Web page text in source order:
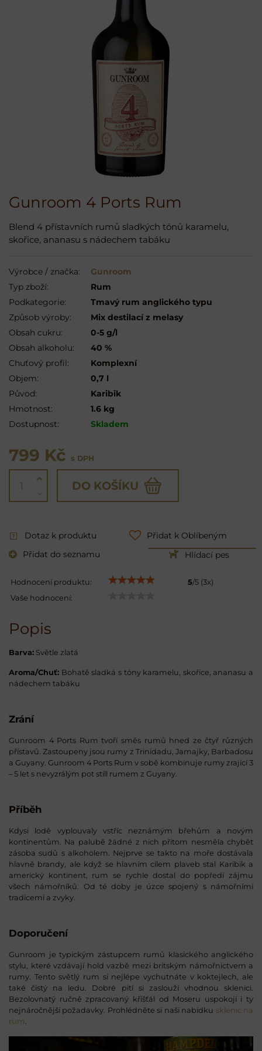
Gunroom 4 Ports Rum
Blend 4 přístavních rumů sladkých tónů karamelu,
skořice, ananasu s nádechem tabáku
Výrobce / značka:
Gunroom
Typ zboží:
Rum
Podkategorie:
Tmavý rum anglického typu
Způsob výroby:
Mix destilací z melasy
Obsah cukru:
0-5 g/l
Obsah alkoholu:
40 %
Chuťový profil:
Komplexní
Objem:
0,7 l
Původ:
Karibik
Hmotnost:
1.6 kg
Dostupnost:
Skladem
799 Kč s DPH
DO KOŠÍKU
Dotaz k produktu
Přidat k Oblíbeným
Přidat do seznamu
Hlídací pes
Hodnocení produktu: 5/5 (3x)
Vaše hodnocení:
Popis
Barva: Světle zlatá
Aroma/Chuť: Bohatě sladká s tóny karamelu, skořice, ananasu a
nádechem tabáku
Zrání
Gunroom 4 Ports Rum tvoří směs rumů hned ze čtyř různých
přístavů. Zastoupeny jsou rumy z Trinidadu, Jamajky, Barbadosu
a Guyany. Gunroom 4 Ports Rum v sobě kombinuje rumy zrající 3
– 5 let s nevyzrálým pot still rumem z Guyany.
Příběh
Kdysi lodě vyplouvaly vstříc neznámým břehům a novým
kontinentům. Na palubě žádné z nich přitom nesměla chybět
zásoba sudů s alkoholem. Nejprve se takto na moře dostávala
hlavně brandy, ale když se hlavním cílem plaveb stal Karibik a
americký kontinent, rum se rychle dostal do popředí zájmu
všech námořníků. Od té doby je úzce spojený s námořními
tradicemi a zvyky.
Doporučení
Gunroom je typickým zástupcem rumů klasického anglického
stylu, které vzdávají hold vazbě mezi britským námořnictvem a
rumy. Tento světlý rum si nejlépe vychutnáte v koktejlech, ale
také čistý na ledu. Dobré pití si zaslouží vhodnou sklenici.
Bezolovnatý ručně zpracovaný křišťál od Moseru uspokojí i ty
nejnáročnější požadavky. Prohlédněte si naši nabídku sklenic na
rum